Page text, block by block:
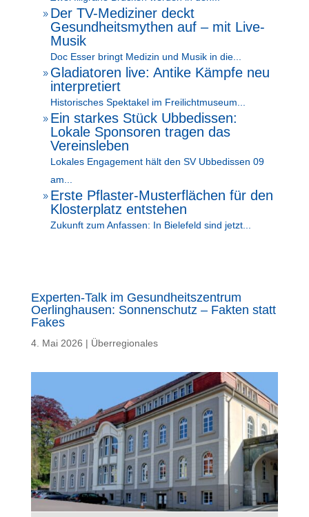
9 Der TV-Mediziner deckt
Gesundheitsmythen auf – mit Live-
Musik
Doc Esser bringt Medizin und Musik in die...
9 Gladiatoren live: Antike Kämpfe neu
interpretiert
Historisches Spektakel im Freilichtmuseum...
9 Ein starkes Stück Ubbedissen:
Lokale Sponsoren tragen das
Vereinsleben
Lokales Engagement hält den SV Ubbedissen 09
am...
9 Erste Pflaster-Musterflächen für den
Klosterplatz entstehen
Zukunft zum Anfassen: In Bielefeld sind jetzt...
Experten-Talk im Gesundheitszentrum
Oerlinghausen: Sonnenschutz – Fakten statt
Fakes
4. Mai 2026 | Überregionales